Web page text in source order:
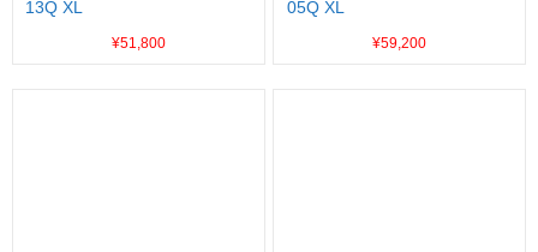
13Q XL
¥51,800
05Q XL
¥59,200